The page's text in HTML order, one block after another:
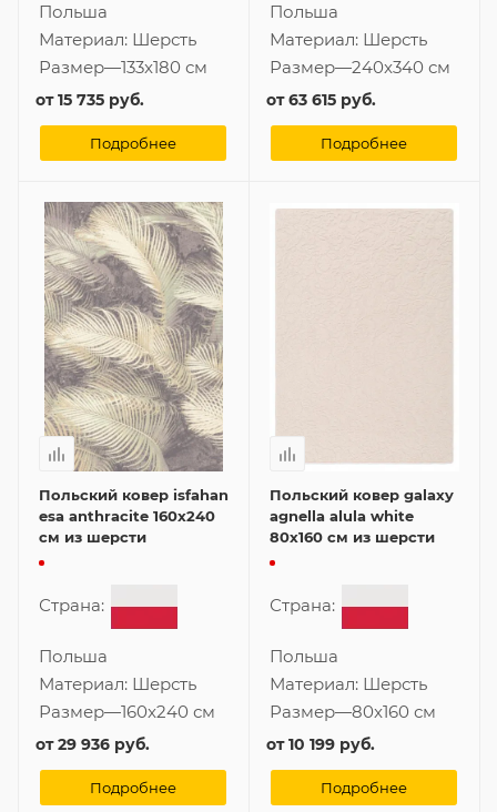
Польша
Материал: Шерсть
Размер—133x180 см
от15 735 руб.
Подробнее
Польша
Материал: Шерсть
Размер—240x340 см
от63 615 руб.
Подробнее
Польский ковер isfahan
esa anthracite 160x240
см из шерсти
Страна:
Польша
Материал: Шерсть
Размер—160x240 см
от29 936 руб.
Подробнее
Польский ковер galaxy
agnella alula white
80x160 см из шерсти
Страна:
Польша
Материал: Шерсть
Размер—80x160 см
от10 199 руб.
Подробнее